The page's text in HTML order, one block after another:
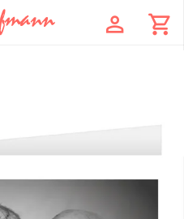
profile shopping_cart